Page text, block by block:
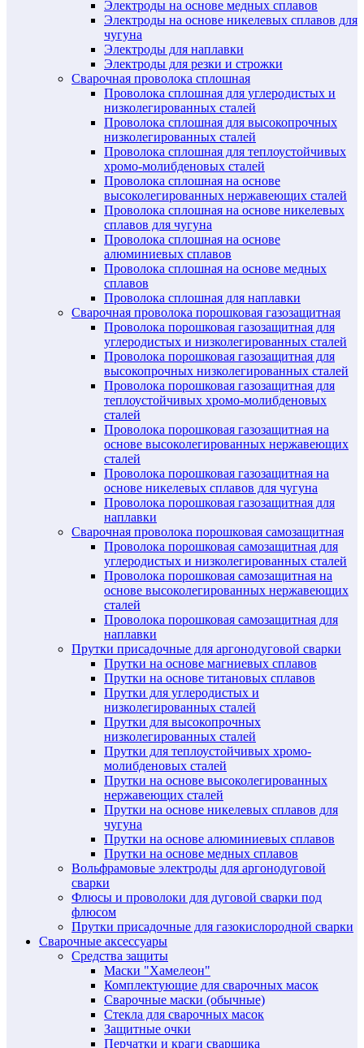
Электроды на основе медных сплавов
Электроды на основе никелевых сплавов для
чугуна
Электроды для наплавки
Электроды для резки и строжки
Сварочная проволока сплошная
Проволока сплошная для углеродистых и
низколегированных сталей
Проволока сплошная для высокопрочных
низколегированных сталей
Проволока сплошная для теплоустойчивых
хромо-молибденовых сталей
Проволока сплошная на основе
высоколегированных нержавеющих сталей
Проволока сплошная на основе никелевых
сплавов для чугуна
Проволока сплошная на основе
алюминиевых сплавов
Проволока сплошная на основе медных
сплавов
Проволока сплошная для наплавки
Сварочная проволока порошковая газозащитная
Проволока порошковая газозащитная для
углеродистых и низколегированных сталей
Проволока порошковая газозащитная для
высокопрочных низколегированных сталей
Проволока порошковая газозащитная для
теплоустойчивых хромо-молибденовых
сталей
Проволока порошковая газозащитная на
основе высоколегированных нержавеющих
сталей
Проволока порошковая газозащитная на
основе никелевых сплавов для чугуна
Проволока порошковая газозащитная для
наплавки
Сварочная проволока порошковая самозащитная
Проволока порошковая самозащитная для
углеродистых и низколегированных сталей
Проволока порошковая самозащитная на
основе высоколегированных нержавеющих
сталей
Проволока порошковая самозащитная для
наплавки
Прутки присадочные для аргонодуговой сварки
Прутки на основе магниевых сплавов
Прутки на основе титановых сплавов
Прутки для углеродистых и
низколегированных сталей
Прутки для высокопрочных
низколегированных сталей
Прутки для теплоустойчивых хромо-
молибденовых сталей
Прутки на основе высоколегированных
нержавеющих сталей
Прутки на основе никелевых сплавов для
чугуна
Прутки на основе алюминиевых сплавов
Прутки на основе медных сплавов
Вольфрамовые электроды для аргонодуговой
сварки
Флюсы и проволоки для дуговой сварки под
флюсом
Прутки присадочные для газокислородной сварки
Сварочные аксессуары
Средства защиты
Маски "Хамелеон"
Комплектующие для сварочных масок
Сварочные маски (обычные)
Стекла для сварочных масок
Защитные очки
Перчатки и краги сварщика